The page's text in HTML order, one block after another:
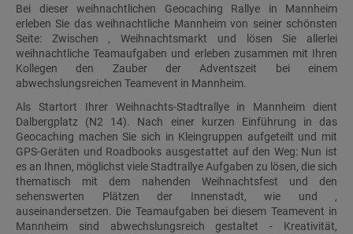
Bei dieser weihnachtlichen Geocaching Rallye in Mannheim
erleben Sie das weihnachtliche Mannheim von seiner schönsten
Seite: Zwischen , Weihnachtsmarkt und lösen Sie allerlei
weihnachtliche Teamaufgaben und erleben zusammen mit Ihren
Kollegen den Zauber der Adventszeit bei einem
abwechslungsreichen Teamevent in Mannheim.
Als Startort Ihrer Weihnachts-Stadtrallye in Mannheim dient
Dalbergplatz (N2 14). Nach einer kurzen Einführung in das
Geocaching machen Sie sich in Kleingruppen aufgeteilt und mit
GPS-Geräten und Roadbooks ausgestattet auf den Weg: Nun ist
es an Ihnen, möglichst viele Stadtrallye Aufgaben zu lösen, die sich
thematisch mit dem nahenden Weihnachtsfest und den
sehenswerten Plätzen der Innenstadt, wie und ,
auseinandersetzen. Die Teamaufgaben bei diesem Teamevent in
Mannheim sind abwechslungsreich gestaltet - Kreativität,